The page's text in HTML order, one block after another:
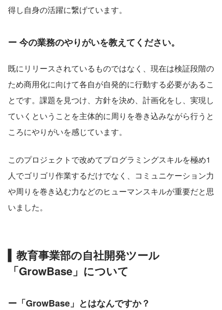
得し自身の活躍に繋げています。
ー 今の業務のやりがいを教えてください。
既にリリースされているものではなく、現在は検証段階の
ため商用化に向けて各自が自発的に行動する必要があるこ
とです。課題を見つけ、方針を決め、計画化をし、実現し
ていくということを主体的に周りを巻き込みながら行うと
ころにやりがいを感じています。
このプロジェクトで改めてプログラミングスキルを極め1
人でゴリゴリ作業するだけでなく、コミュニケーション力
や周りを巻き込む力などのヒューマンスキルが重要だと思
いました。
教育事業部の自社開発ツール
「GrowBase」について
ー「GrowBase」とはなんですか？